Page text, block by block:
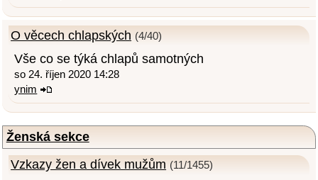
O věcech chlapských (4/40)
Vše co se týká chlapů samotných
so 24. říjen 2020 14:28
ynim
Ženská sekce
Vzkazy žen a dívek mužům (11/1455)